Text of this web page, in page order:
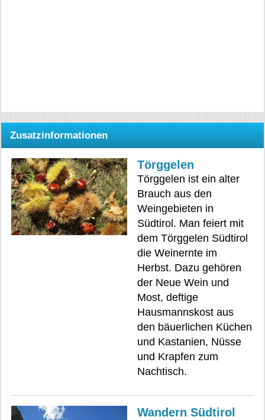
Zusatzinformationen
Törggelen
Törggelen ist ein alter
Brauch aus den
Weingebieten in
Südtirol. Man feiert mit
dem Törggelen Südtirol
die Weinernte im
Herbst. Dazu gehören
der Neue Wein und
Most, deftige
Hausmannskost aus
den bäuerlichen Küchen
und Kastanien, Nüsse
und Krapfen zum
Nachtisch.
Wandern Südtirol